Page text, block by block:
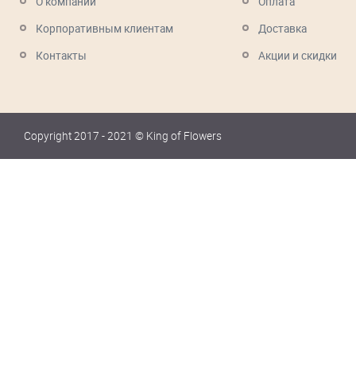
Корпоративным клиентам
Контакты
Доставка
Акции и скидки
Copyright 2017 - 2021 © King of Flowers